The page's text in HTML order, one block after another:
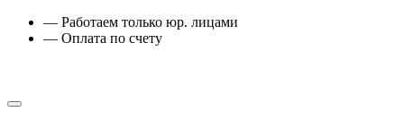
— Работаем только юр. лицами
— Оплата по счету